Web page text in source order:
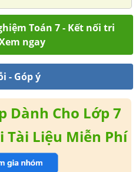
Toán 7 - Kết nối tri
ngay
- Góp ý
Dành Cho Lớp 7
Tài Liệu Miễn Phí